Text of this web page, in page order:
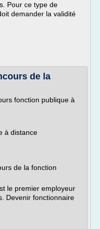
Pour ce type de
demander la validité
de la
fonction publique à
à distance
de la fonction
le premier employeur
Devenir fonctionnaire